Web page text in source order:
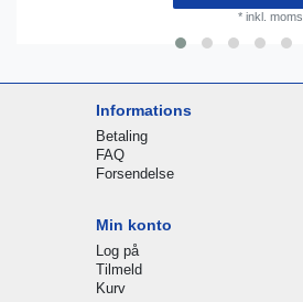
* inkl. moms
Informations
Betaling
FAQ
Forsendelse
Min konto
Log på
Tilmeld
Kurv